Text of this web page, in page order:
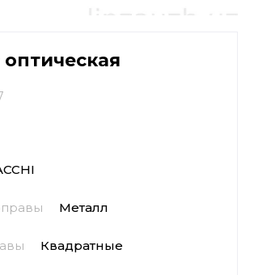
Металл
Квадратные